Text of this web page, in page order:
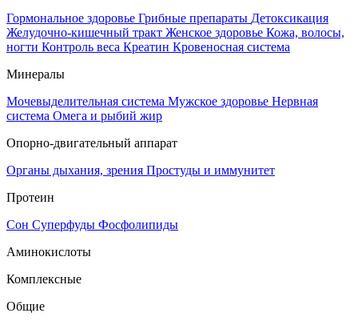
Гормональное здоровье Грибные препараты Детоксикация
Желудочно-кишечный тракт Женское здоровье Кожа, волосы,
ногти Контроль веса Креатин Кровеносная система
Минералы
Мочевыделительная система Мужское здоровье Нервная
система Омега и рыбий жир
Опорно-двигательный аппарат
Органы дыхания, зрения Простуды и иммунитет
Протеин
Сон Суперфуды Фосфолипиды
Аминокислоты
Комплексные
Общие